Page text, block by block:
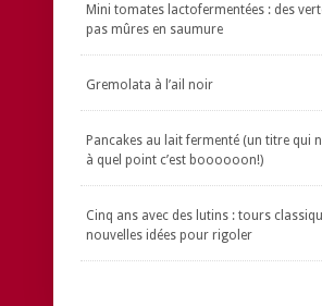
Mini tomates lactofermentées : des
pas mûres en saumure
Gremolata à l’ail noir
Pancakes au lait fermenté (un titre qui
à quel point c’est boooooon!)
Cinq ans avec des lutins : tours
nouvelles idées pour rigoler